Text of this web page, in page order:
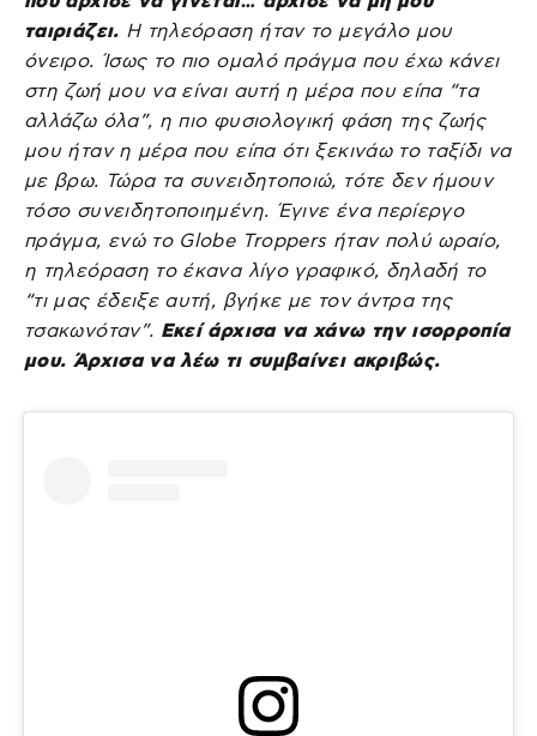
ταιριάζει. Η τηλεόραση ήταν το μεγάλο μου
όνειρο. Ίσως το πιο ομαλό πράγμα που έχω κάνει
στη ζωή μου να είναι αυτή η μέρα που είπα “τα
αλλάζω όλα”, η πιο φυσιολογική φάση της ζωής
μου ήταν η μέρα που είπα ότι ξεκινάω το ταξίδι να
με βρω. Τώρα τα συνειδητοποιώ, τότε δεν ήμουν
τόσο συνειδητοποιημένη. Έγινε ένα περίεργο
πράγμα, ενώ το Globe Troppers ήταν πολύ ωραίο,
η τηλεόραση το έκανα λίγο γραφικό, δηλαδή το
“τι μας έδειξε αυτή, βγήκε με τον άντρα της
τσακωνόταν”. Εκεί άρχισα να χάνω την ισορροπία
μου. Άρχισα να λέω τι συμβαίνει ακριβώς.